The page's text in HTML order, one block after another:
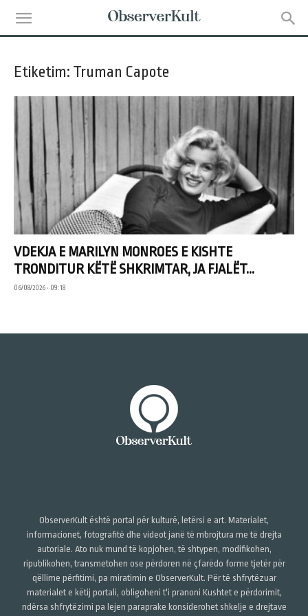
Etiketim: Truman Capote
VDEKJA E MARILYN MONROES E KISHTE
TRONDITUR KËTË SHKRIMTAR, JA FJALËT...
06/08/2026 • 09:18
ObserverKult është portal për kulturë, letërsi e art. Materialet,
informacionet, fotografitë dhe videot janë të mbrojtura me të drejta
autoriale. Ato nuk mund të kopjohen, të shtypen, modifikohen,
ripublikohen, transmetohen ose përdoren në çfarëdo forme tjetër për
qëllime përfitimi, pa miratimin e ObserverKult. Për të shfrytëzuar
materialet e këtij portali, obligoheni t'i pranoni Kushtet e përdorimit,
ndërsa shfrytëzimi pa lejen paraprake konsiderohet shkelje e drejtave